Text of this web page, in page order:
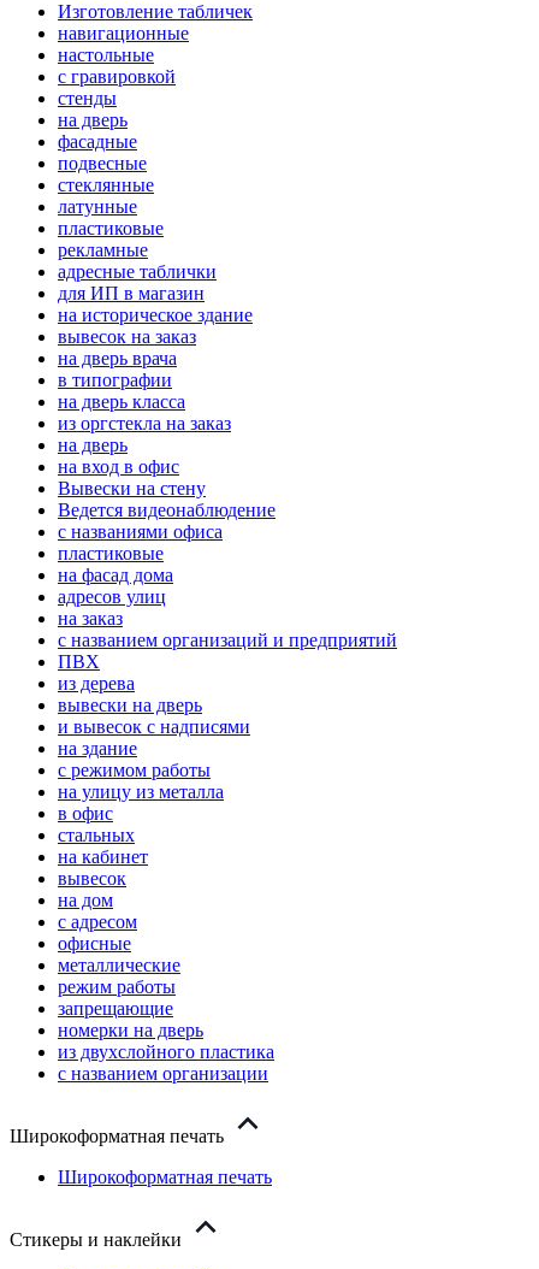
Изготовление табличек
навигационные
настольные
с гравировкой
стенды
на дверь
фасадные
подвесные
стеклянные
латунные
пластиковые
рекламные
адресные таблички
для ИП в магазин
на историческое здание
вывесок на заказ
на дверь врача
в типографии
на дверь класса
из оргстекла на заказ
на дверь
на вход в офис
Вывески на стену
Ведется видеонаблюдение
с названиями офиса
пластиковые
на фасад дома
адресов улиц
на заказ
с названием организаций и предприятий
ПВХ
из дерева
вывески на дверь
и вывесок с надписями
на здание
с режимом работы
на улицу из металла
в офис
стальных
на кабинет
вывесок
на дом
с адресом
офисные
металлические
режим работы
запрещающие
номерки на дверь
из двухслойного пластика
с названием организации
Широкоформатная печать
Широкоформатная печать
Стикеры и наклейки